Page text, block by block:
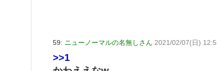
59: ニューノーマルの名無しさん 2021/02/07(日)
>>1